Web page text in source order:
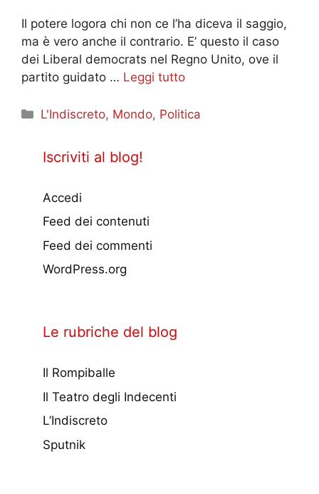
Il potere logora chi non ce l’ha diceva il saggio,
ma è vero anche il contrario. E’ questo il caso
dei Liberal democrats nel Regno Unito, ove il
partito guidato … Leggi tutto
Categorie
L'Indiscreto, Mondo, Politica
Iscriviti al blog!
Accedi
Feed dei contenuti
Feed dei commenti
WordPress.org
Le rubriche del blog
Il Rompiballe
Il Teatro degli Indecenti
L’Indiscreto
Sputnik